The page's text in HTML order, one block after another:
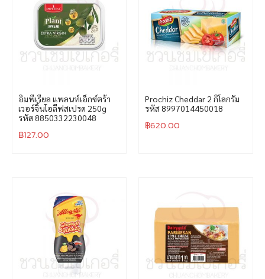
อิมพีเรียล แพลนท์เอ็กซ์ตร้า
เวอร์จิ้นโอลีฟสเปรด 250g
รหัส 8850332230048
฿127.00
Prochiz Cheddar 2 กิโลกรัม
รหัส 8997014450018
฿620.00